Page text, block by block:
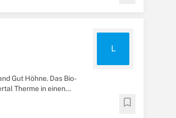
L
Gut Höhne. Das Bio-
Therme in einen
bookmark